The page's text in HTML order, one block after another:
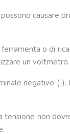
causare
o di
un voltmetro.
negativo (-).
tensione non